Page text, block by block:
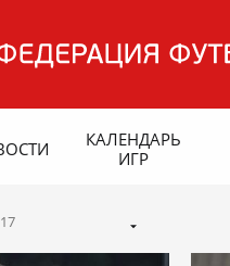
КАЛЕНДАРЬ
ИГР
17